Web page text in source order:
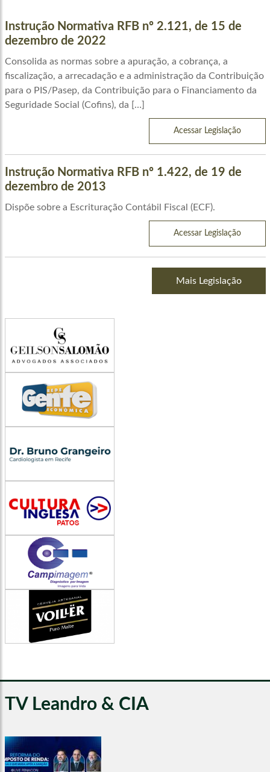
Instrução Normativa RFB nº 2.121, de 15 de
dezembro de 2022
Consolida as normas sobre a apuração, a cobrança, a
fiscalização, a arrecadação e a administração da Contribuição
para o PIS/Pasep, da Contribuição para o Financiamento da
Seguridade Social (Cofins), da […]
Acessar Legislação
Instrução Normativa RFB nº 1.422, de 19 de
dezembro de 2013
Dispõe sobre a Escrituração Contábil Fiscal (ECF).
Acessar Legislação
Mais Legislação
TV Leandro & CIA